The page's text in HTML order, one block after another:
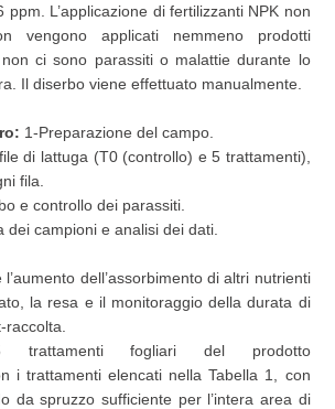
ppm. L’applicazione di fertilizzanti NPK non
vengono applicati nemmeno prodotti
ci sono parassiti o malattie durante lo
Il diserbo viene effettuato manualmente.
1-Preparazione del campo.
di lattuga (T0 (controllo) e 5 trattamenti),
fila.
e controllo dei parassiti.
dei campioni e analisi dei dati.
l’aumento dell’assorbimento di altri nutrienti
la resa e il monitoraggio della durata di
fogliari del prodotto
i trattamenti elencati nella Tabella 1, con
da spruzzo sufficiente per l’intera area di